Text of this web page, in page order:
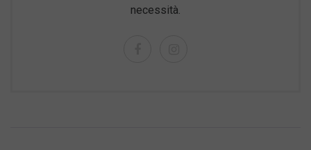
necessità.